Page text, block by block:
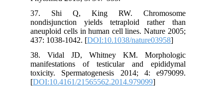
37. Shi Q, King RW. Chromosome
nondisjunction yields tetraploid rather than
aneuploid cells in human cell lines. Nature 2005;
437: 1038-1042. [DOI:10.1038/nature03958
38. Vidal JD, Whitney KM. Morphologic
manifestations of testicular and epididymal
toxicity. Spermatogenesis 2014; 4: e979099.
[DOI:10.4161/21565562.2014.979099